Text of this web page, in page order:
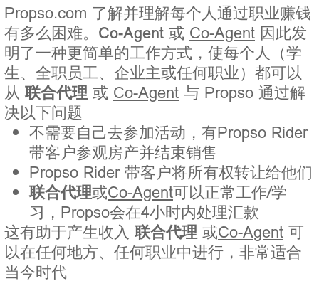
Propso.com 了解并理解每个人通过职业赚钱
有多么困难。 Co-Agent 或 Co-Agent 因此发
明了一种更简单的工作方式，使每个人（学
生、全职员工、企业主或任何职业）都可以
从 联合代理或 Co-Agent 与 Propso 通过解
决以下问题
不需要自己去参加活动，有Propso Rider
带客户参观房产并结束销售
Propso Rider 带客户将所有权转让给他们
联合代理或Co-Agent可以正常工作/学
习，Propso会在4小时内处理汇款
这有助于产生收入 联合代理或Co-Agent 可
以在任何地方、任何职业中进行，非常适合
当今时代